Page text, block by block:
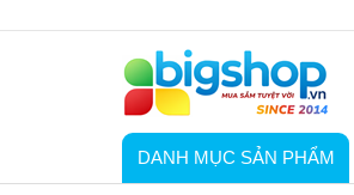
DANH MỤC SẢN PHẨM